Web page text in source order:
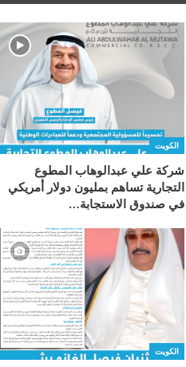
الكويت
شركة علي عبدالوهاب المطوع
التجارية تساهم بمليون دولار أمريكي
في صندوق الاستجابة…
الكويت